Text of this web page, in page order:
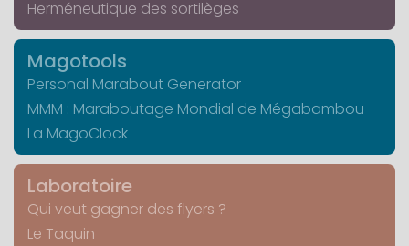
Herméneutique des sortilèges
Magotools
Personal Marabout Generator
MMM : Maraboutage Mondial de Mégabambou
La MagoClock
Laboratoire
Qui veut gagner des flyers ?
Le Taquin